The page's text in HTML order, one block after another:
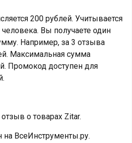
200 рублей. Учитывается
Вы получаете один
Например, за 3 отзыва
Максимальная сумма
Промокод доступен для
отзыв о товарах Zitar.
на ВсеИнструменты.ру.